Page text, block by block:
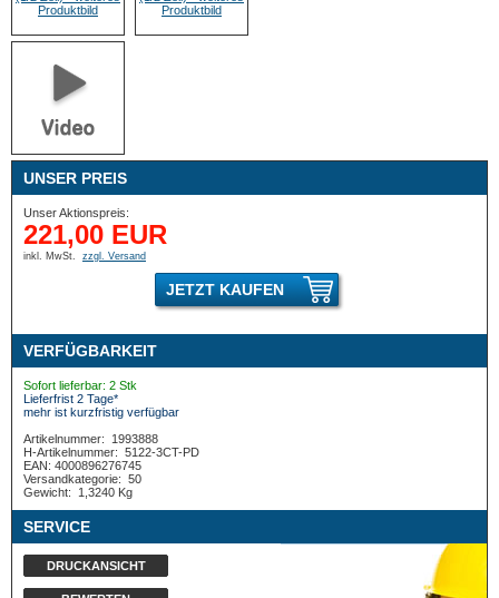
UNSER PREIS
Unser Aktionspreis:
221,00 EUR
inkl. MwSt. zzgl. Versand
JETZT KAUFEN
VERFÜGBARKEIT
Sofort lieferbar: 2 Stk
Lieferfrist 2 Tage*
mehr ist kurzfristig verfügbar
Artikelnummer:
1993888
H-Artikelnummer: 5122-3CT-PD
EAN: 4000896276745
Versandkategorie: 50
Gewicht:
1,3240 Kg
SERVICE
DRUCKANSICHT